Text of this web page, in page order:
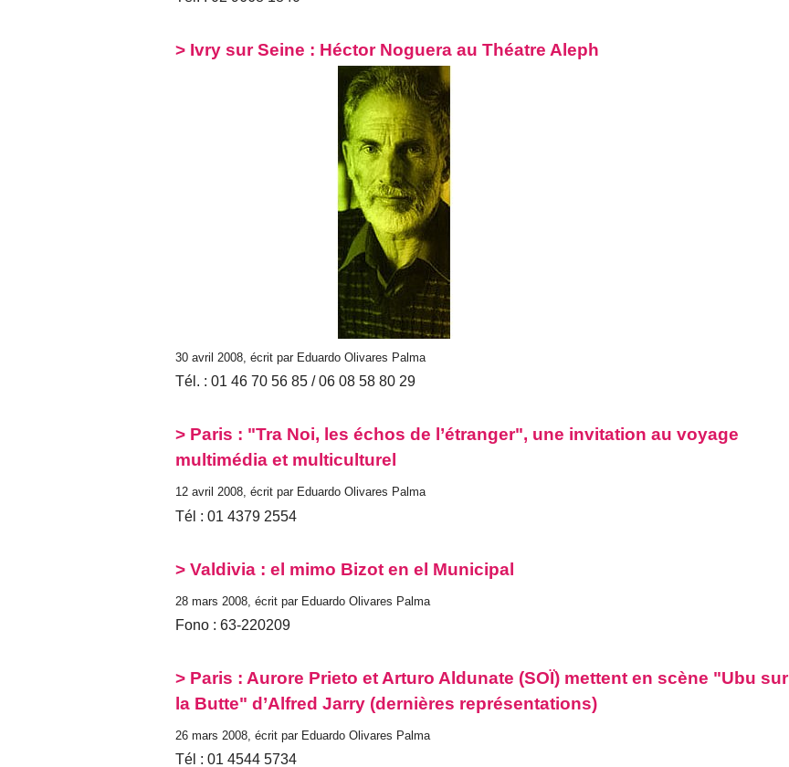
> Ivry sur Seine : Héctor Noguera au Théatre Aleph
30 avril 2008, écrit par Eduardo Olivares Palma
Tél. : 01 46 70 56 85 / 06 08 58 80 29
> Paris : "Tra Noi, les échos de l’étranger", une invitation au voyage
multimédia et multiculturel
12 avril 2008, écrit par Eduardo Olivares Palma
Tél : 01 4379 2554
> Valdivia : el mimo Bizot en el Municipal
28 mars 2008, écrit par Eduardo Olivares Palma
Fono : 63-220209
> Paris : Aurore Prieto et Arturo Aldunate (SOÏ) mettent en scène "Ubu sur
la Butte" d’Alfred Jarry (dernières représentations)
26 mars 2008, écrit par Eduardo Olivares Palma
Tél : 01 4544 5734